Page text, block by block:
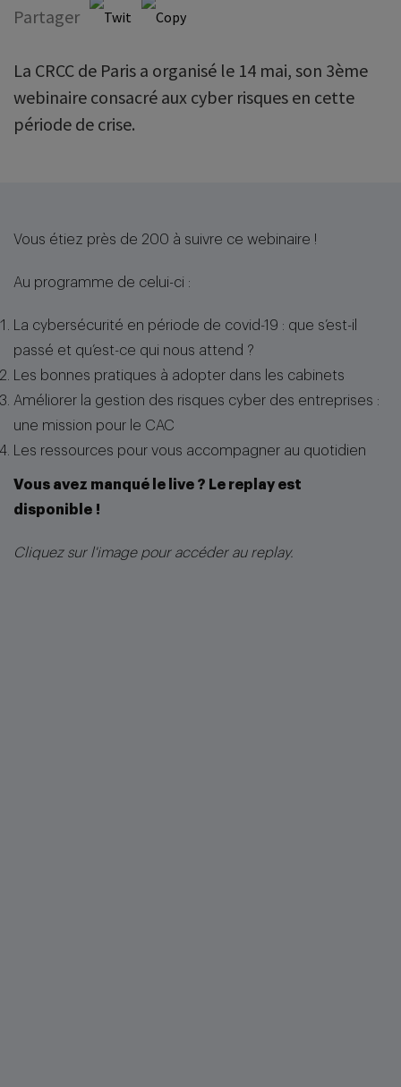
Partager
La CRCC de Paris a organisé le 14 mai, son 3ème
webinaire consacré aux cyber risques en cette
période de crise.
Vous étiez près de 200 à suivre ce webinaire !
Au programme de celui-ci :
La cybersécurité en période de covid-19 : que s’est-il
passé et qu’est-ce qui nous attend ?
Les bonnes pratiques à adopter dans les cabinets
Améliorer la gestion des risques cyber des entreprises :
une mission pour le CAC
Les ressources pour vous accompagner au quotidien
Vous avez manqué le live ? Le replay est
disponible !
Cliquez sur l'image pour accéder au replay.